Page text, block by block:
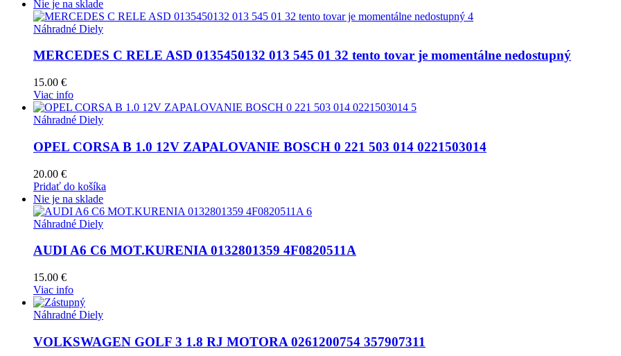
Nie je na sklade
Náhradné Diely
MERCEDES C RELE ASD 0135450132 013 545 01 32 tento tovar je momentálne nedostupný
15.00 €
Viac info
Náhradné Diely
OPEL CORSA B 1.0 12V ZAPALOVANIE BOSCH 0 221 503 014 0221503014
20.00 €
Pridať do košíka
Nie je na sklade
Náhradné Diely
AUDI A6 C6 MOT.KURENIA 0132801359 4F0820511A
15.00 €
Viac info
Náhradné Diely
VOLKSWAGEN GOLF 3 1.8 RJ MOTORA 0261200754 357907311